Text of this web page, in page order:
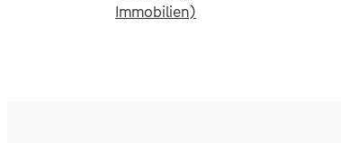
Immobilien)